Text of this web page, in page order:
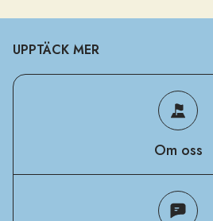
UPPTÄCK MER
Om oss